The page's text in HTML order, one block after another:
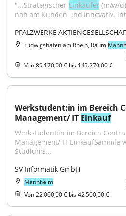
"...Strategischer Einkäufer (m/w/
nah am Kunden und innovativ.
PFALZWERKE
Ludwigshafen am Rhein, Raum
Von 89.170,00 € bis 145.270,00 €
Werkstudent:in im Bereich
Management/ IT Einkauf
Werkstudent:in im Bereich
Management/ IT EinkaufSammle
Studiums...
SV Informatik GmbH
Mannheim
Von 22.000,00 € bis 42.500,00 €